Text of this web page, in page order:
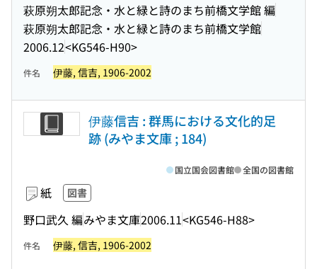
萩原朔太郎記念・水と緑と詩のまち前橋文学館 編
萩原朔太郎記念・水と緑と詩のまち前橋文学館
2006.12<KG546-H90>
件名 伊藤, 信吉, 1906-2002
伊藤信吉 : 群馬における文化的足
跡 (みやま文庫 ; 184)
紙 図書
野口武久 編みやま文庫2006.11<KG546-H88>
国立国会図書館 全国の図書館
件名 伊藤, 信吉, 1906-2002